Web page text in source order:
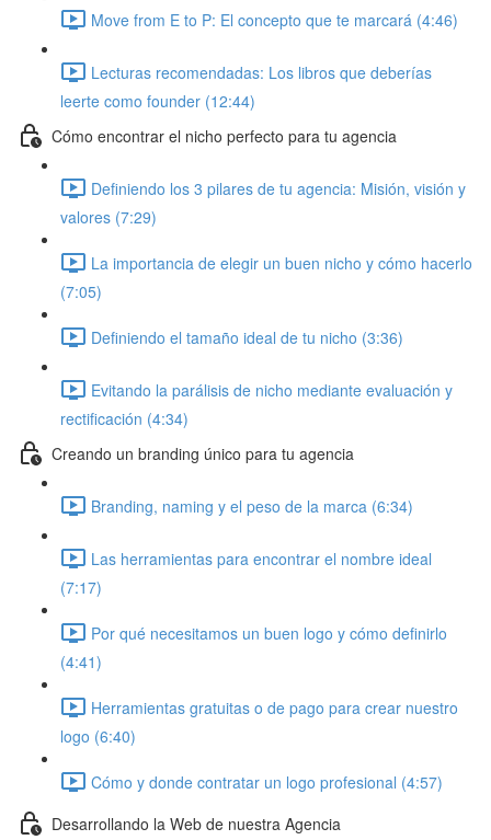
Move from E to P: El concepto que te marcará (4:46)
Lecturas recomendadas: Los libros que deberías
leerte como founder (12:44)
Cómo encontrar el nicho perfecto para tu agencia
Definiendo los 3 pilares de tu agencia: Misión, visión y
valores (7:29)
La importancia de elegir un buen nicho y cómo hacerlo
(7:05)
Definiendo el tamaño ideal de tu nicho (3:36)
Evitando la parálisis de nicho mediante evaluación y
rectificación (4:34)
Creando un branding único para tu agencia
Branding, naming y el peso de la marca (6:34)
Las herramientas para encontrar el nombre ideal
(7:17)
Por qué necesitamos un buen logo y cómo definirlo
(4:41)
Herramientas gratuitas o de pago para crear nuestro
logo (6:40)
Cómo y donde contratar un logo profesional (4:57)
Desarrollando la Web de nuestra Agencia